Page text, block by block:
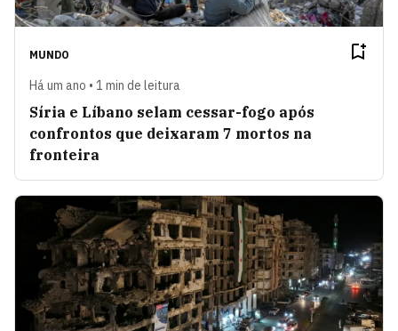
MUNDO
Há um ano • 1 min de leitura
Síria e Líbano selam cessar-fogo após
confrontos que deixaram 7 mortos na
fronteira